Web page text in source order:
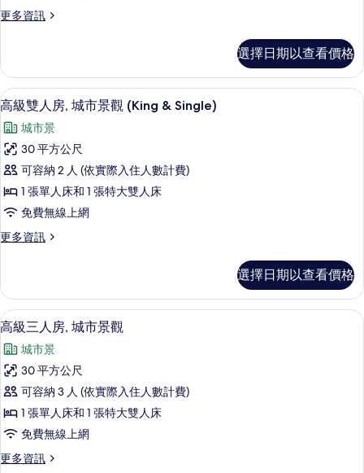
市
觀
的
所
有
相
片
更多資訊
更
客
房,
城
景
觀
的
詳
情
選擇日期以查看價格
顯
示
高
級
雙
人
城
景
觀
(King
&
Single)
的
所
有
相
高級雙人房, 城市景觀 (King &
7
高級雙人房, 城市景觀 (King & Single)
城市景
30 平方公尺
可容納 2 人 (依實際入住人數計費)
1 張單人床和 1 張特大雙人床
免費無線上網
更多資訊
更
雙
人
房,
市
景
觀
(King
&
Single)
的
詳
選擇日期以查看價格
顯
示
高
級
三
人
城
舒適加層、迷你吧、客房內保險箱、書
6
高級三人房, 城市景觀
城市景
30 平方公尺
可容納 3 人 (依實際入住人數計費)
1 張單人床和 1 張特大雙人床
免費無線上網
更多資訊
更